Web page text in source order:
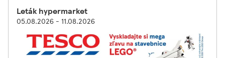
Leták hypermarket
05.08.2026 - 11.08.2026